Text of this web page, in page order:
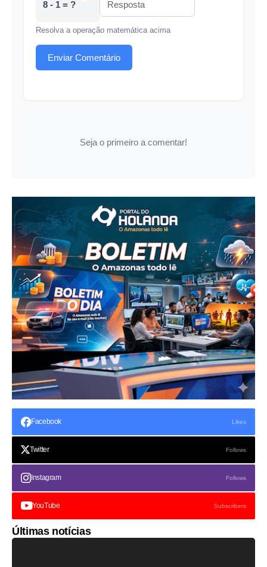
8 - 1 = ?
Resolva a operação matemática acima
Enviar Comentário
Seja o primeiro a comentar!
Facebook Likes
Twitter Follows
Instagram Follows
YouTube Subscribers
Últimas notícias